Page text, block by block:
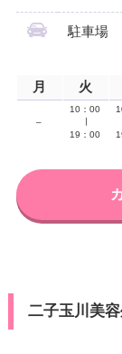
駐車場
月 火
–
10：00
19：00
二子玉川美